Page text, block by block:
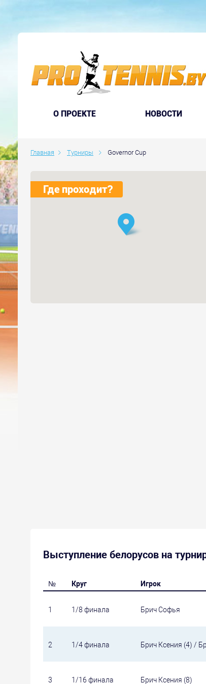
O ПРОЕКТЕ НОВОСТИ
Главная Турниры Governor Cup
Где проходит?
Выступление белорусов на
№ Круг Игрок
1 1/8 финала Брич Софья
2 1/4 финала Брич Ксения (4) /
3 1/16 финала Брич Ксения (8)